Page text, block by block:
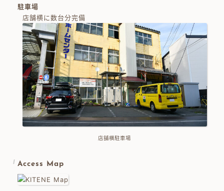
駐車場
店舗横に数台分完備
店舗横駐車場
Access Map